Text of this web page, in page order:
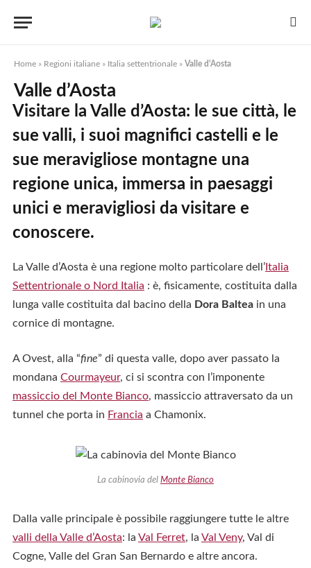
Home » Regioni italiane » Italia settentrionale » Valle d'Aosta
Valle d’Aosta
Visitare la Valle d’Aosta: le sue città, le
sue valli, i suoi magnifici castelli e le
sue meravigliose montagne una
regione unica, immersa in paesaggi
unici e meravigliosi da visitare e
conoscere.
La Valle d’Aosta è una regione molto particolare dell’ Italia
Settentrionale o Nord Italia : è, fisicamente, costituita dalla
lunga valle costituita dal bacino della Dora Baltea in una
cornice di montagne.
A Ovest, alla “fine” di questa valle, dopo aver passato la
mondana Courmayeur, ci si scontra con l’imponente
massiccio del Monte Bianco, massiccio attraversato da un
tunnel che porta in Francia a Chamonix.
La cabinovia del Monte Bianco
Dalla valle principale è possibile raggiungere tutte le altre
valli della Valle d’Aosta: la Val Ferret, la Val Veny, Val di
Cogne, Valle del Gran San Bernardo e altre ancora.